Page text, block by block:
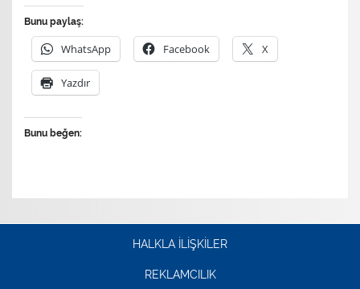
Bunu paylaş:
WhatsApp Facebook X
Yazdır
Bunu beğen:
HALKLA İLİŞKİLER
REKLAMCILIK